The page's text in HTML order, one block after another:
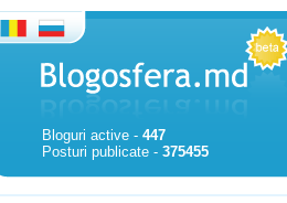
Bloguri active - 447
Posturi publicate - 375455